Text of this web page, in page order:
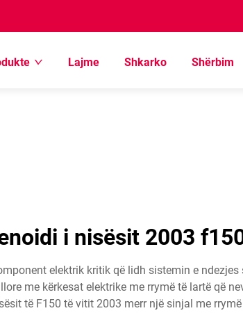
Lajme Shkarko Shërbim
i nisësit 2003
elektrik kritik që lidh sistemin e
me kërkesat elektrike me rrymë të lartë që
të F150 të vitit 2003 merr një sinjal me